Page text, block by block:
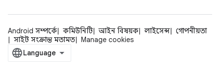
Android সম্পর্কে কমিউনিটি আইন বিষয়ক লাইসেন্স
গোপনীয়তা
সাইট সংক্রান্ত মতামত
Manage cookies